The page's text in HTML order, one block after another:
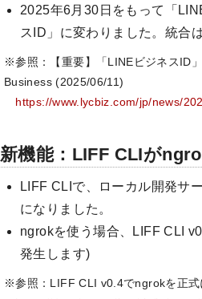
2025年6月30日をもって「
スID」に変わりました。統合
※参照：【重要】「LINEビジネスID
Business (2025/06/11)
https://www.lycbiz.com/jp/news/
新機能：LIFF CLIが
LIFF CLIで、ローカル開発サ
になりました。
ngrokを使う場合、LIFF CLI
発生します)
※参照：LIFF CLI v0.4でngrokを正